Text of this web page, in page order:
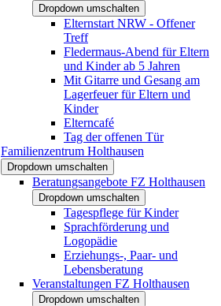
Dropdown umschalten
Elternstart NRW - Offener
Treff
Fledermaus-Abend für Eltern
und Kinder ab 5 Jahren
Mit Gitarre und Gesang am
Lagerfeuer für Eltern und
Kinder
Elterncafé
Tag der offenen Tür
Familienzentrum Holthausen
Dropdown umschalten
Beratungsangebote FZ Holthausen
Dropdown umschalten
Tagespflege für Kinder
Sprachförderung und
Logopädie
Erziehungs-, Paar- und
Lebensberatung
Veranstaltungen FZ Holthausen
Dropdown umschalten